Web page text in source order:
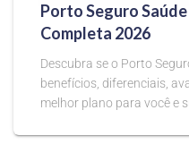
Porto Seguro
Completa 2026
Descubra se o Porto
benefícios, diferenciais,
melhor plano para você e